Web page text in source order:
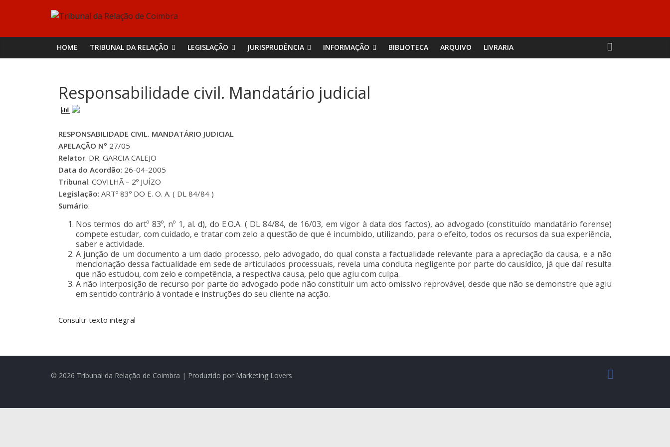
Tribunal
da
Relação
de
Coimbra
HOME TRIBUNAL DA RELAÇÃO LEGISLAÇÃO JURISPRUDÊNCIA INFORMAÇÃO BIBLIOTECA ARQUIVO LIVRARIA
Responsabilidade civil. Mandatário judicial
RESPONSABILIDADE CIVIL. MANDATÁRIO JUDICIAL
APELAÇÃO Nº 27/05
Relator: DR. GARCIA CALEJO
Data do Acordão: 26-04-2005
Tribunal: COVILHÃ – 2º JUÍZO
Legislação: ARTº 83º DO E. O. A. ( DL 84/84 )
Sumário:
Nos termos do artº 83º, nº 1, al. d), do E.O.A. ( DL 84/84, de 16/03, em vigor à data dos factos), ao advogado (constituído mandatário forense)
compete estudar, com cuidado, e tratar com zelo a questão de que é incumbido, utilizando, para o efeito, todos os recursos da sua experiência,
saber e actividade.
A junção de um documento a um dado processo, pelo advogado, do qual consta a factualidade relevante para a apreciação da causa, e a não
mencionação dessa factualidade em sede de articulados processuais, revela uma conduta negligente por parte do causídico, já que daí resulta
que não estudou, com zelo e competência, a respectiva causa, pelo que agiu com culpa.
A não interposição de recurso por parte do advogado pode não constituir um acto omissivo reprovável, desde que não se demonstre que agiu
em sentido contrário à vontade e instruções do seu cliente na acção.
Consultr texto integral
© 2026 Tribunal da Relação de Coimbra | Produzido por Marketing Lovers